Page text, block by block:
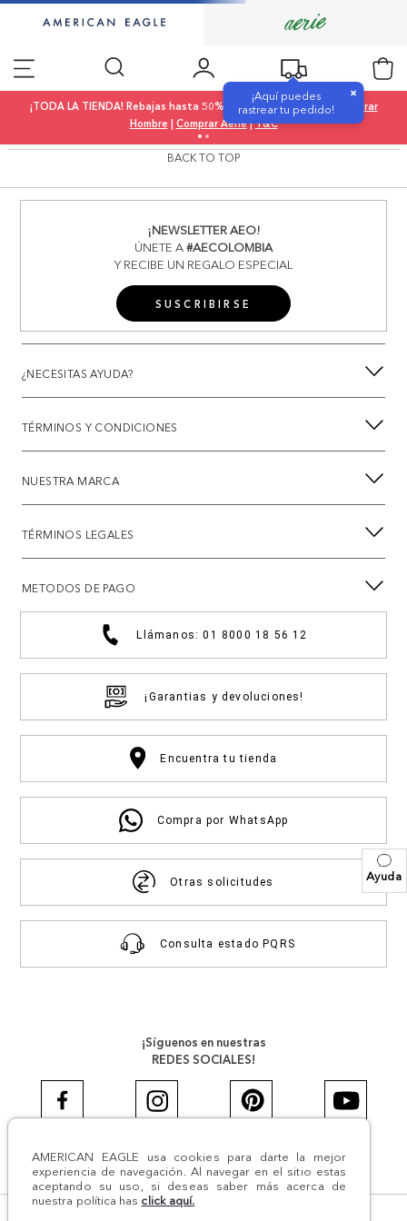
Ayuda
AMERICAN EAGLE usa cookies para darte la mejor
experiencia de navegación. Al navegar en el sitio estas
aceptando su uso, si deseas saber más acerca de
nuestra política has click aquí.
¡Aquí puedes
rastrear tu pedido!
×
¡TODA LA TIENDA! Rebajas hasta 50% OFF |Comprar Mujer|
Comprar
Hombre | Comprar Aerie|T&C
BACK TO TOP
¡NEWSLETTER AEO!
ÚNETE A#AECOLOMBIA
Y RECIBE UN REGALO ESPECIAL
SUSCRIBIRSE
¿NECESITAS AYUDA?
TÉRMINOS Y CONDICIONES
NUESTRA MARCA
TÉRMINOS LEGALES
METODOS DE PAGO
Llámanos: 01 8000 18 56 12
¡Garantias y devoluciones!
Encuentra tu tienda
Compra por WhatsApp
Otras solicitudes
Consulta estado PQRS
¡Síguenos en nuestras
REDES SOCIALES!
#AEJEANS #AerieREALCOL